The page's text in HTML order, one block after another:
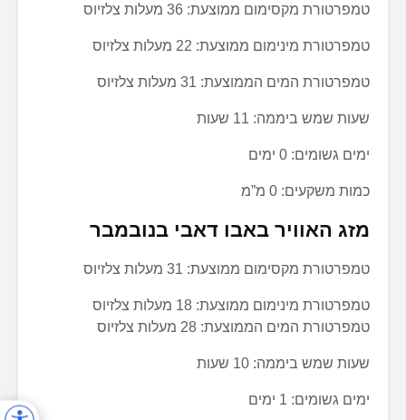
טמפרטורת מקסימום ממוצעת: 36 מעלות צלזיוס
טמפרטורת מינימום ממוצעת: 22 מעלות צלזיוס
טמפרטורת המים הממוצעת: 31 מעלות צלזיוס
שעות שמש ביממה: 11 שעות
ימים גשומים: 0 ימים
כמות משקעים: 0 מ”מ
מזג האוויר באבו דאבי בנובמבר
טמפרטורת מקסימום ממוצעת: 31 מעלות צלזיוס
טמפרטורת מינימום ממוצעת: 18 מעלות צלזיוס
טמפרטורת המים הממוצעת: 28 מעלות צלזיוס
שעות שמש ביממה: 10 שעות
ימים גשומים: 1 ימים